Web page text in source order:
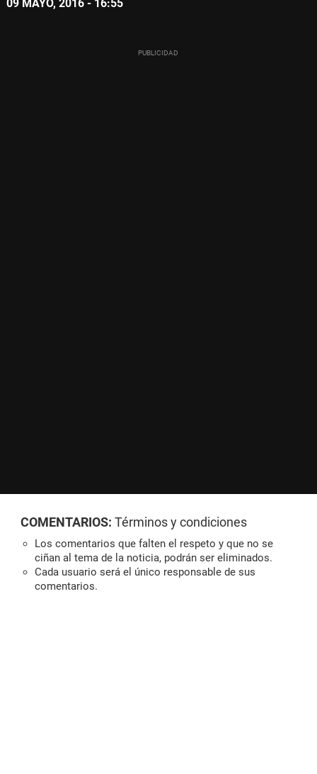
09 MAYO, 2016 - 16:55
COMENTARIOS: Términos y condiciones
Los comentarios que falten el respeto y que no se
ciñan al tema de la noticia, podrán ser eliminados.
Cada usuario será el único responsable de sus
comentarios.